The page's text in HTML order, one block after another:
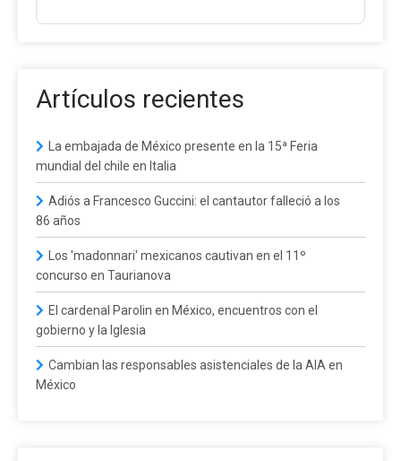
Artículos recientes
La embajada de México presente en la 15ª Feria
mundial del chile en Italia
Adiós a Francesco Guccini: el cantautor falleció a los
86 años
Los 'madonnari' mexicanos cautivan en el 11º
concurso en Taurianova
El cardenal Parolin en México, encuentros con el
gobierno y la Iglesia
Cambian las responsables asistenciales de la AIA en
México